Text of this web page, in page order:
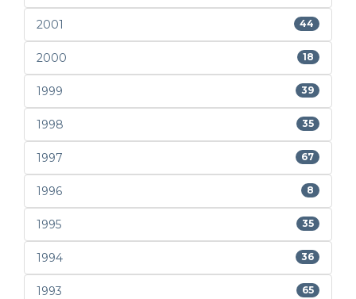
2001 44
2000 18
1999 39
1998 35
1997 67
1996 8
1995 35
1994 36
1993 65